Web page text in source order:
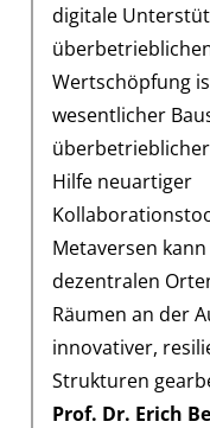
digitale
Wertschöpfung
wesentlicher
Hilfe neuartiger
Metaversen
dezentralen
Räumen an der
innovativer,
Strukturen
Prof. Dr. Erich